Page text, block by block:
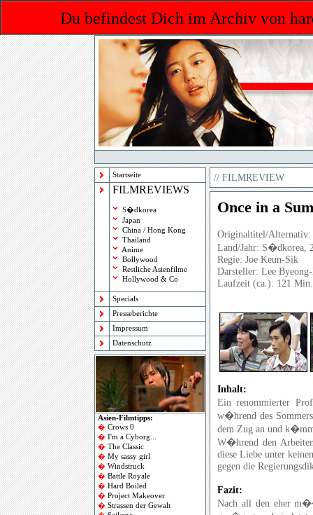
Du befindest Dich im Archiv von
Startseite
FILMREVIEWS
S�dkorea
Japan
China / Hong Kong
Thailand
Anime
Bollywood
Restliche Asienfilme
Hollywood & Co
Specials
Presseberichte
Impressum
Datenschutz
Asien-Filmtipps:
� Crows 0
� I'm a Cyborg
� The Classic
� My sassy girl
� Windstruck
� Battle Royale
� Hard Boiled
� Project Makeover
� Strassen der Gewalt
// FILMREVIEW
Once in a
Originaltitel/Alternativ:
Land/Jahr: S�dkorea,
Regie: Joe Keun-Sik
Darsteller: Lee
Laufzeit (ca.): 121 Min.
Inhalt:
Ein renommierter
w�hrend des
dem Zug an und
W�hrend den
diese Liebe unter
gegen die
Fazit:
Nach all den eher